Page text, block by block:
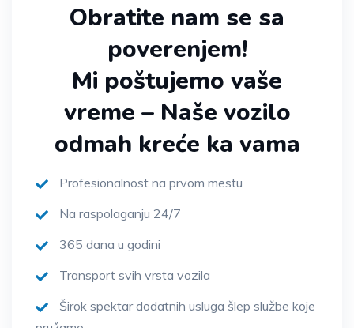
Obratite nam se sa
poverenjem!
Mi poštujemo vaše
vreme – Naše vozilo
odmah kreće ka vama
Profesionalnost na prvom mestu
Na raspolaganju 24/7
365 dana u godini
Transport svih vrsta vozila
Širok spektar dodatnih usluga šlep službe koje